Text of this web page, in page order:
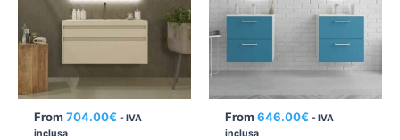
From 704.00€ - IVA
inclusa
From 646.00€ - IVA
inclusa